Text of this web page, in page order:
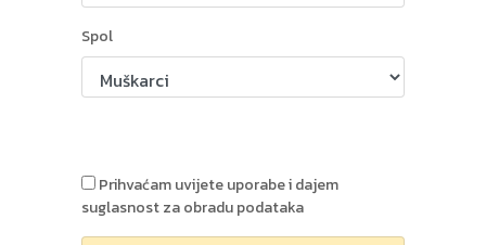
Spol
Prihvaćam uvijete uporabe i dajem
suglasnost za obradu podataka